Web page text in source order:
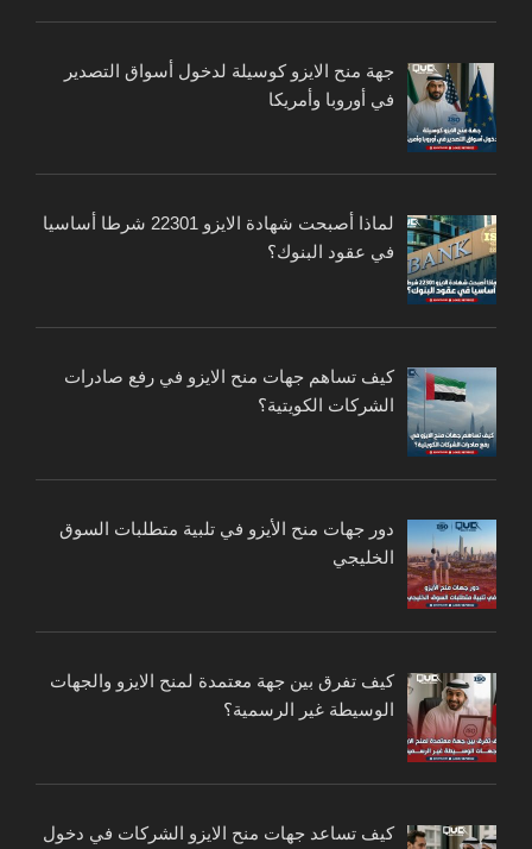
جهة منح الايزو كوسيلة لدخول أسواق التصدير
في أوروبا وأمريكا
لماذا أصبحت شهادة الايزو 22301 شرطا أساسيا
في عقود البنوك؟
كيف تساهم جهات منح الايزو في رفع صادرات
الشركات الكويتية؟
دور جهات منح الأيزو في تلبية متطلبات السوق
الخليجي
كيف تفرق بين جهة معتمدة لمنح الايزو والجهات
الوسيطة غير الرسمية؟
كيف تساعد جهات منح الايزو الشركات في دخول